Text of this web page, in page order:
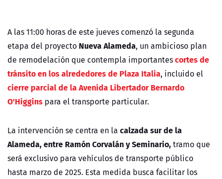
A las 11:00 horas de este jueves comenzó la segunda
etapa del proyecto Nueva Alameda, un ambicioso plan
de remodelación que contempla importantescortes de
tránsito en los alrededores de Plaza Italia, incluido el
cierre parcial de la Avenida Libertador Bernardo
O'Higgins para el transporte particular.
La intervención se centra en la calzada sur de la
Alameda, entre Ramón Corvalán y Seminario,tramo que
será exclusivo para vehículos de transporte público
hasta marzo de 2025. Esta medida busca facilitar los